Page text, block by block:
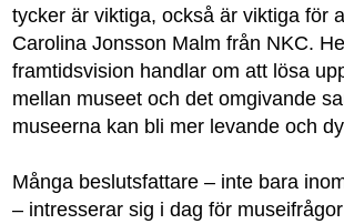
tycker är viktiga, också är viktiga för
Carolina Jonsson Malm från NKC.
framtidsvision handlar om att lösa
mellan museet och det omgivande
museerna kan bli mer levande och
Många beslutsfattare – inte bara
– intresserar sig i dag för